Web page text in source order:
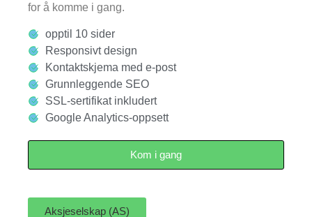
for å komme i gang.
opptil 10 sider
Responsivt design
Kontaktskjema med e-post
Grunnleggende SEO
SSL-sertifikat inkludert
Google Analytics-oppsett
Kom i gang
Aksjeselskap (AS)